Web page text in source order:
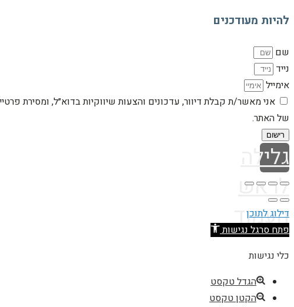
להיות מעודכנים
שם
נייד
אימייל
אני מאשר/ת קבלת דיוור, עדכונים והצעות שיווקיות בדוא״ל, ומסירת
של האתר.
רישום
גלילה
לראש
העמוד
דילוג לתוכן
פתח סרגל נגישות
כלי נגישות
הגדל טקסט
הקטן טקסט